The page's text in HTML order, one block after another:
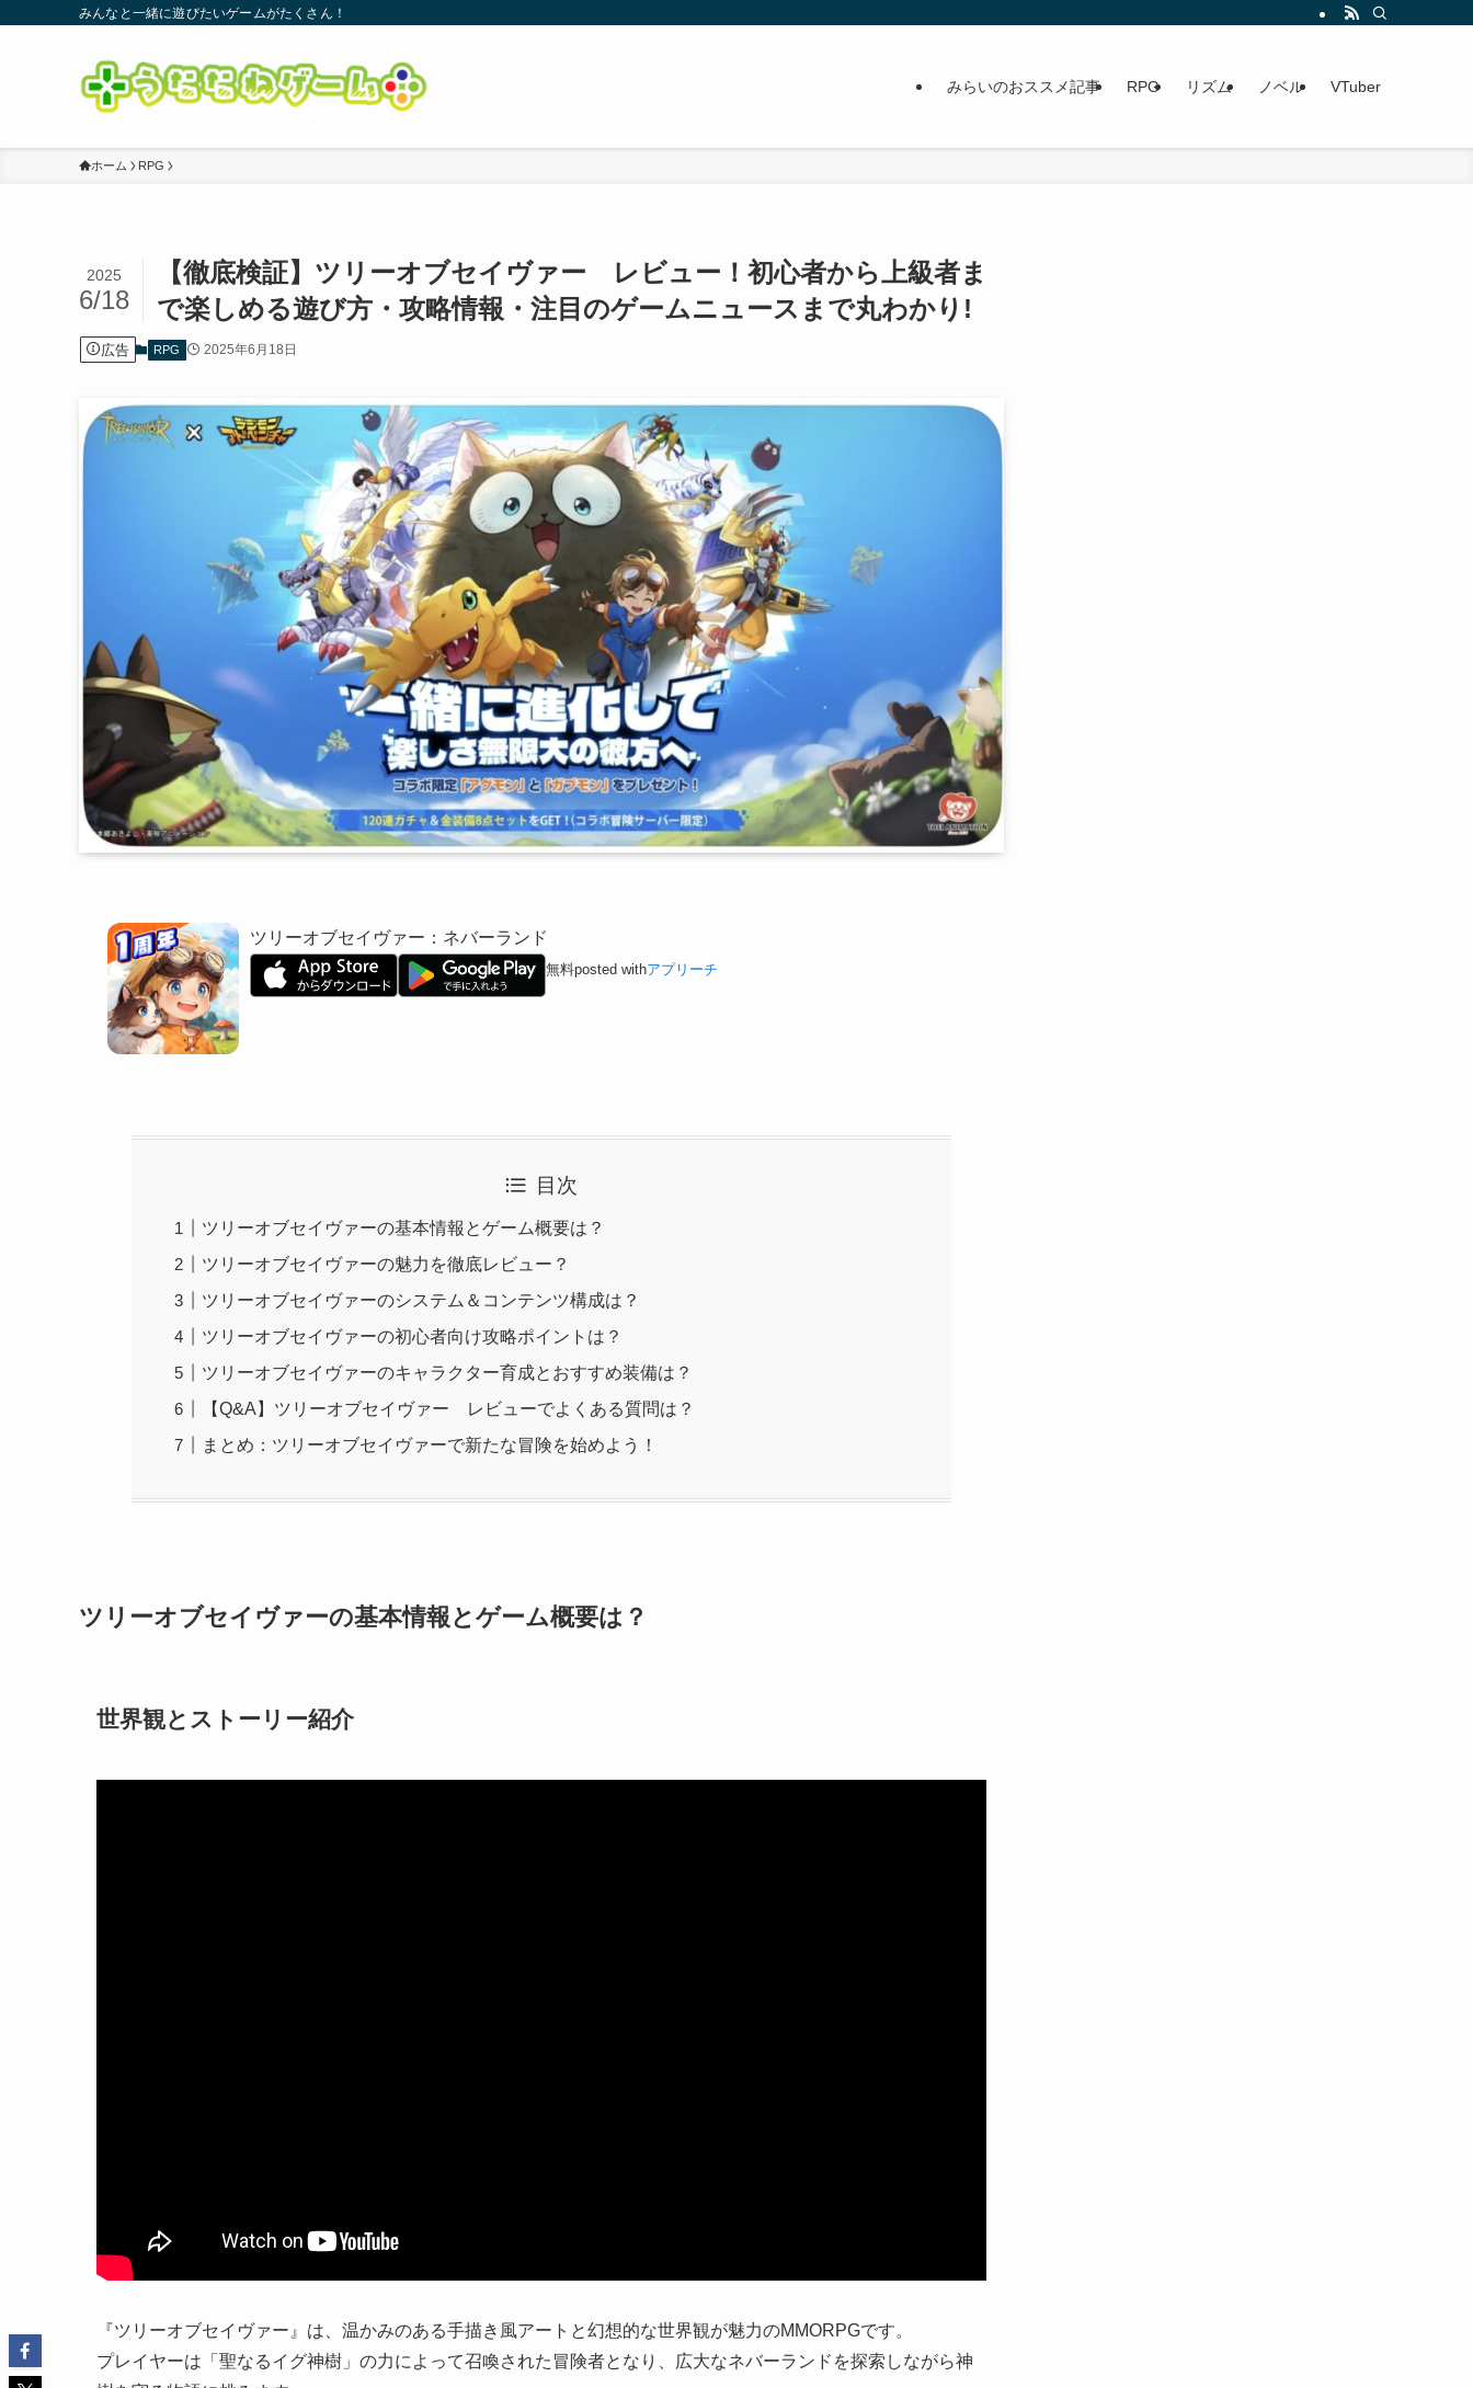
みんなと一緒に遊びたいゲームがたくさん！
みらいのおススメ記事 RPG リズム ノベル VTuber
ホーム RPG
【徹底検証】ツリーオブセイヴァー レビュー！初心者から上級者ま
で楽しめる遊び方・攻略情報・注目のゲームニュースまで丸わかり!
2025
6/18
広告 RPG 2025年6月18日
ツリーオブセイヴァー：ネバーランド
無料posted withアプリーチ
目次
ツリーオブセイヴァーの基本情報とゲーム概要は？
ツリーオブセイヴァーの魅力を徹底レビュー？
ツリーオブセイヴァーのシステム＆コンテンツ構成は？
ツリーオブセイヴァーの初心者向け攻略ポイントは？
ツリーオブセイヴァーのキャラクター育成とおすすめ装備は？
【Q&A】ツリーオブセイヴァー レビューでよくある質問は？
まとめ：ツリーオブセイヴァーで新たな冒険を始めよう！
ツリーオブセイヴァーの基本情報とゲーム概要は？
世界観とストーリー紹介
『ツリーオブセイヴァー』は、温かみのある手描き風アートと幻想的な世界観が魅力のMMORPGです。
プレイヤーは「聖なるイグ神樹」の力によって召喚された冒険者となり、広大なネバーランドを探索しながら神